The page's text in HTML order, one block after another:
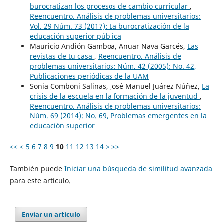
burocratizan los procesos de cambio curricular ,
Reencuentro. Análisis de problemas universitarios:
Vol. 29 Núm. 73 (2017): La burocratización de la
educación superior pública
Mauricio Andión Gamboa, Anuar Nava Garcés, Las
revistas de tu casa , Reencuentro. Análisis de
problemas universitarios: Núm. 42 (2005): No. 42,
Publicaciones periódicas de la UAM
Sonia Comboni Salinas, José Manuel Juárez Núñez, La
crisis de la escuela en la formación de la juventud ,
Reencuentro. Análisis de problemas universitarios:
Núm. 69 (2014): No. 69, Problemas emergentes en la
educación superior
<< < 5 6 7 8 9 10 11 12 13 14 > >>
También puede Iniciar una búsqueda de similitud avanzada
para este artículo.
Enviar un artículo